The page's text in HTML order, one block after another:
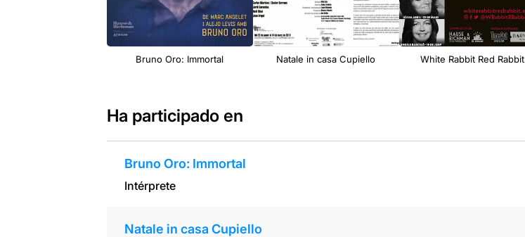
Bruno Oro: Immortal Natale in casa Cupiello White Rabbit Red Rabbit
Ha participado en
Bruno Oro: Immortal
Intérprete
Natale in casa Cupiello